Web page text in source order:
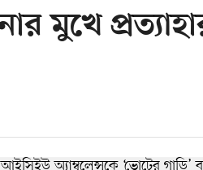
মুখে